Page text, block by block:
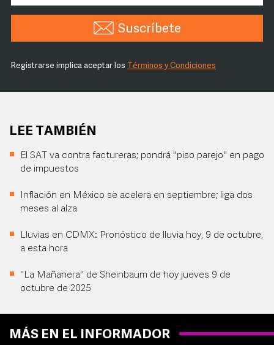
Suscríbete
Registrarse implica aceptar los Términos y Condiciones
LEE TAMBIÉN
El SAT va contra factureras; pondrá "piso parejo" en pago
de impuestos
Inflación en México se acelera en septiembre; liga dos
meses al alza
Lluvias en CDMX: Pronóstico de lluvia hoy, 9 de octubre,
a esta hora
"La Mañanera" de Sheinbaum de hoy jueves 9 de
octubre de 2025
MÁS EN EL INFORMADOR